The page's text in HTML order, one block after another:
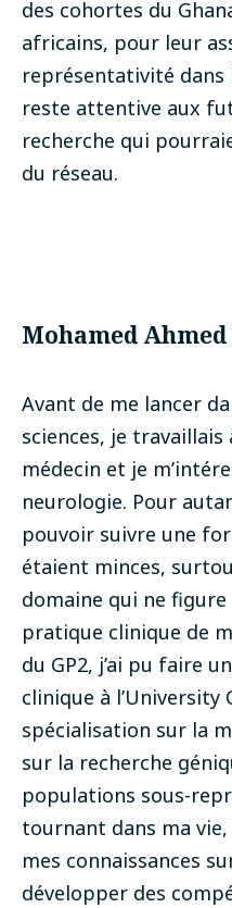
des cohortes du
africains, pour leur
représentativité dans
reste attentive aux
recherche qui
du réseau.
Mohamed
Avant de me lancer
sciences, je
médecin et je
neurologie. Pour
pouvoir suivre une
étaient minces,
domaine qui ne
pratique clinique de
du GP2, j’ai pu faire
clinique à l’University
spécialisation sur la
sur la recherche
populations sous-
tournant dans ma
mes connaissances
développer des